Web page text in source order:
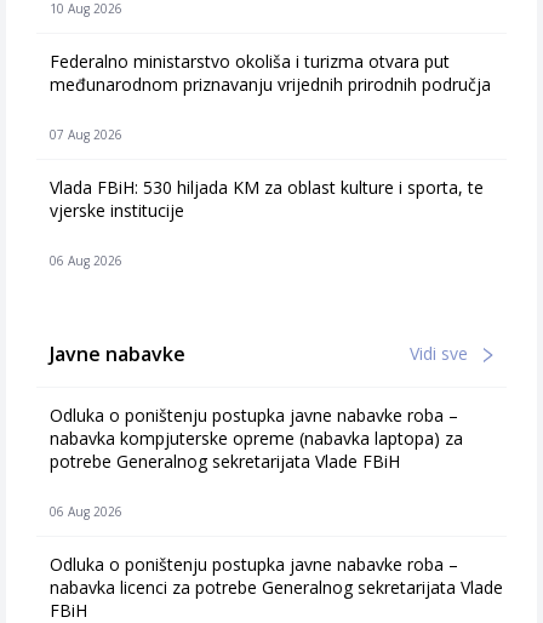
10 Aug 2026
Federalno ministarstvo okoliša i turizma otvara put
međunarodnom priznavanju vrijednih prirodnih područja
07 Aug 2026
Vlada FBiH: 530 hiljada KM za oblast kulture i sporta, te
vjerske institucije
06 Aug 2026
Javne nabavke Vidi sve
Odluka o poništenju postupka javne nabavke roba –
nabavka kompjuterske opreme (nabavka laptopa) za
potrebe Generalnog sekretarijata Vlade FBiH
06 Aug 2026
Odluka o poništenju postupka javne nabavke roba –
nabavka licenci za potrebe Generalnog sekretarijata Vlade
FBiH